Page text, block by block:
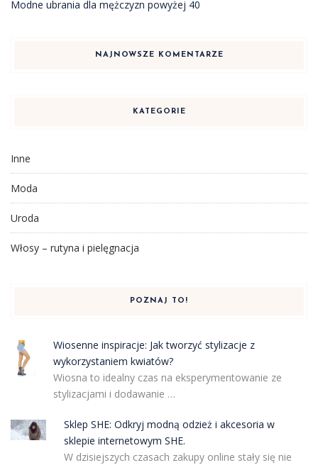
Modne ubrania dla mężczyzn powyżej 40
NAJNOWSZE KOMENTARZE
KATEGORIE
Inne
Moda
Uroda
Włosy – rutyna i pielęgnacja
POZNAJ TO!
Wiosenne inspiracje: Jak tworzyć stylizacje z
wykorzystaniem kwiatów?
Wiosna to idealny czas na eksperymentowanie ze
stylizacjami i dodawanie …
Sklep SHE: Odkryj modną odzież i akcesoria w
sklepie internetowym SHE.
W dzisiejszych czasach zakupy online stały się nie